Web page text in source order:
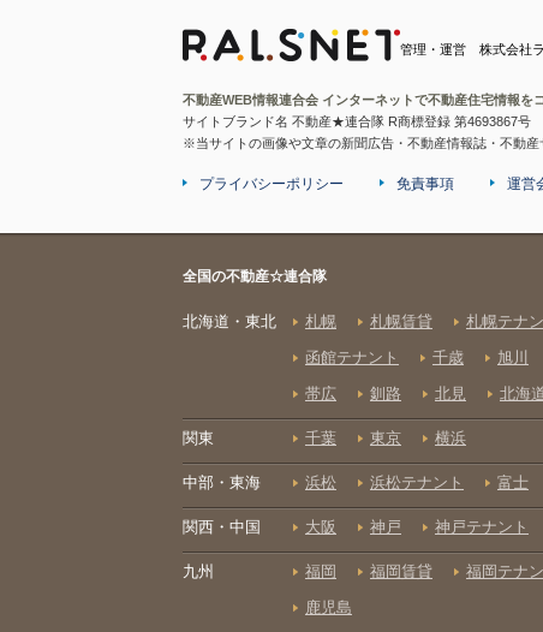
管理・運営 株式会社
不動産WEB情報連合会 インターネットで不動産住宅情報を
サイトブランド名 不動産★連合隊 R商標登録 第4693867号
※当サイトの画像や文章の新聞広告・不動産情報誌・不動産
プライバシーポリシー 免責事項 運営